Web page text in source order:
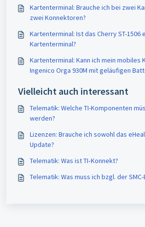
Kartenterminal: Brauche ich bei zwei
zwei Konnektoren?
Kartenterminal: Ist das Cherry ST-1506
Kartenterminal?
Kartenterminal: Kann ich mein mobiles
Ingenico Orga 930M mit geläufigen
Vielleicht auch interessant
Telematik: Welche TI-Komponenten
werden?
Lizenzen: Brauche ich sowohl das
Update?
Telematik: Was ist TI‐Konnekt?
Telematik: Was muss ich bzgl. der